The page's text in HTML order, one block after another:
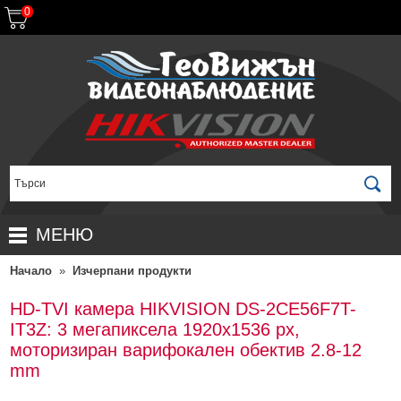
0
МЕНЮ
НАЧАЛО
ПРОДУКТИ
ПРОМОЦИИ
НОВИ ПРОДУКТИ
ЗА ДИСТРИБУТОРИ
ГАРАНЦИОННИ УСЛОВИЯ
Начало » Изчерпани продукти
HD-TVI камера HIKVISION DS-2CE56F7T-
IT3Z: 3 мегапиксела 1920x1536 px,
моторизиран варифокален обектив 2.8-12
mm